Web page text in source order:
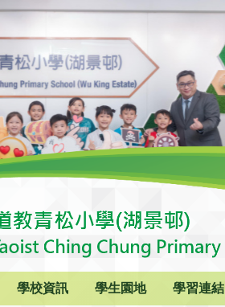
學校資訊 學生園地 學習連結